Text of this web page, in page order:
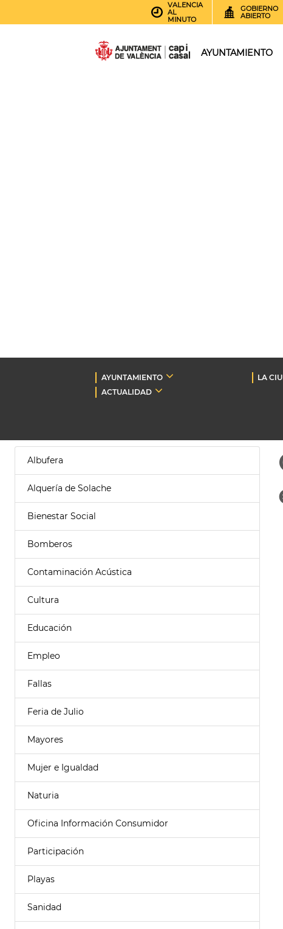
VALENCIA
AL
MINUTO
GOBIERNO
ABIERTO
AYUNTAMIENTO
AYUNTAMIENTO LA
ACTUALIDAD
Albufera
Alquería de Solache
Bienestar Social
Bomberos
Contaminación Acústica
Cultura
Educación
Empleo
Fallas
Feria de Julio
Mayores
Mujer e Igualdad
Naturia
Oficina Información Consumidor
Participación
Playas
Sanidad